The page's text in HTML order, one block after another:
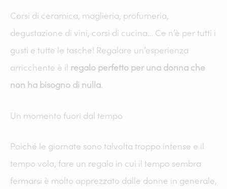
Corsi di ceramica, maglieria, profumeria,
degustazione di vini, corsi di cucina… Ce n’è per tutti i
gusti e tutte le tasche! Regalare un’esperienza
arricchente è il regalo perfetto per una donna che
non ha bisogno di nulla.
Un momento fuori dal tempo
Poiché le giornate sono talvolta troppo intense e il
tempo vola, fare un regalo in cui il tempo sembra
fermarsi è molto apprezzato dalle donne in generale,